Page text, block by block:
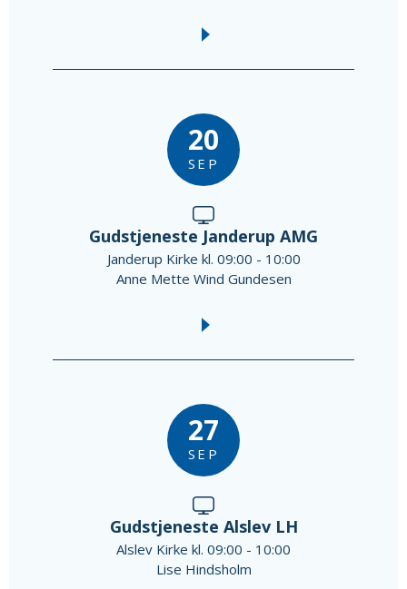
20
SEP
Gudstjeneste Janderup AMG
Janderup Kirke kl. 09:00 - 10:00
Anne Mette Wind Gundesen
27
SEP
Gudstjeneste Alslev LH
Alslev Kirke kl. 09:00 - 10:00
Lise Hindsholm